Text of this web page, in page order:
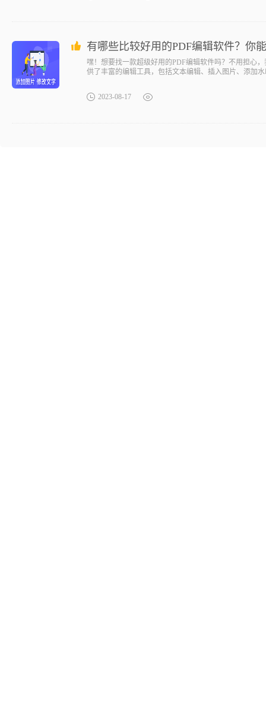
有哪些比较好用的PDF编辑软件？你
嘿！想要找一款超级好用的PDF编辑软件吗？不用担心
供了丰富的编辑工具，包括文本编辑、插入图片、添加
2023-08-17